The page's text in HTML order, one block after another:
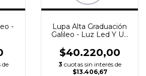
-
de
Lupa Alta Graduación
Galileo - Luz Led Y Uv
$40.220,00
3 cuotas sin interés de
$13.406,67